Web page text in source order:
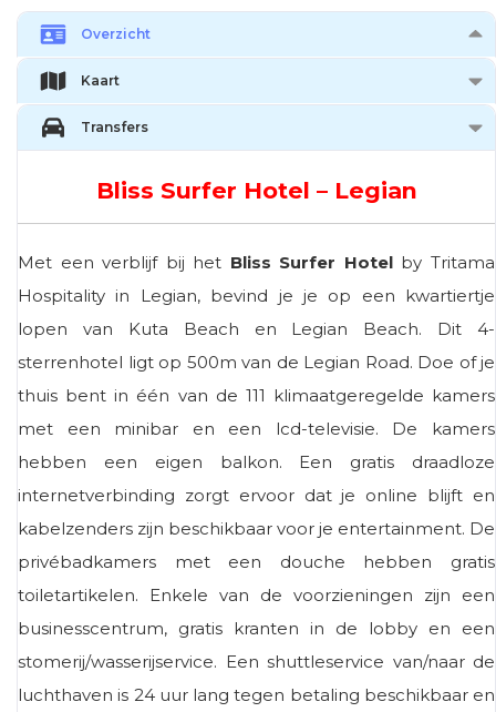
Overzicht
Kaart
Transfers
Bliss Surfer Hotel – Legian
Met een verblijf bij het Bliss Surfer Hotelby Tritama
Hospitality in Legian, bevind je je op een kwartiertje
lopen van Kuta Beach en Legian Beach. Dit 4-
sterrenhotel ligt op 500m van de Legian Road. Doe of je
thuis bent in één van de 111 klimaatgeregelde kamers
met een minibar en een lcd-televisie. De kamers
hebben een eigen balkon. Een gratis draadloze
internetverbinding zorgt ervoor dat je online blijft en
kabelzenders zijn beschikbaar voor je entertainment. De
privébadkamers met een douche hebben gratis
toiletartikelen. Enkele van de voorzieningen zijn een
businesscentrum, gratis kranten in de lobby en een
stomerij/wasserijservice. Een shuttleservice van/naar de
luchthaven is 24 uur lang tegen betaling beschikbaar en